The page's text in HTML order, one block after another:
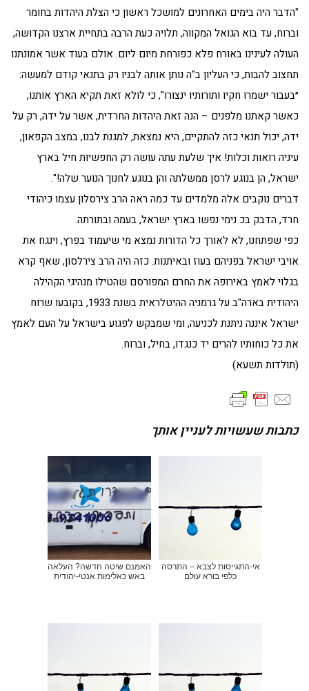
"הדבר היה בימים האחרונים למושכל ראשון כי הצלת היהדות בחומר
וברוח, עד בוא הגואל המקווה, תלויה כעת הרבה בתחיית ארצנו הקדושה,
העולה לעינינו באורח פלא כפורחת מיום ליום. אולם בעוד אשר אמונתנו
תחצוב להבות, כי העליון ב"ה נותן אותה לבניו רק בתנאי קודם למעשה:
״בעבור ישמרו חקיו ותורותיו ינצורו", כי לולא זאת תקיא הארץ אותנו,
כאשר קאתנו מלפנים – הנה זאת היהדות החרדית, אשר על ידה, רק על
ידה, יכול תנאי כזה להתקיים, היא נמצאת, למגנת לבנו, במצב הקפאון,
עיניה רואות וכלות! איך שלעת עתה עושה רק החפשיוּת חיל בארץ
ישראל, הן בנוגע לרסן ממשלתה והן בנוגע לחנוך הנוער שלה!".
דברים נוקבים אלה מלמדים עד כמה ראה הרב צירסלון עצמו כיהודי
חרד, הדבק בכ נימי נפשו בארץ ישראל, בעמה ובתורתה.
כפי שפתחנו, לא לאורך כל הדורות נמצא מי שיעמוד בפרץ, וינגח את
אויבי ישראל בפניהם בעוז ובאיתנות. כזה היה הרב צירלסון, שאף קרא
בגלוי לאמץ באירופה את החרם המפורסם שהטילו מנהיגי הקהילה
היהודית בארה"ב על גרמניה ההיטלראית בשנת 1933, בקובעו שרוח
ישראל איננה ניתנת לכניעה, ומי שמבקש לפגוע בישראל על העם לאמץ
את כל כוחותיו להרים יד כנגדו, בחיל, וברוח.
(תולדות תשעא)
כתבות שעשויות לעניין אותך
אי-התגייסות לצבא – התרסה
כלפי בורא עולם
האמנם שיטה חדשה? העלאה
באש כאלימות אנטי-יהודית